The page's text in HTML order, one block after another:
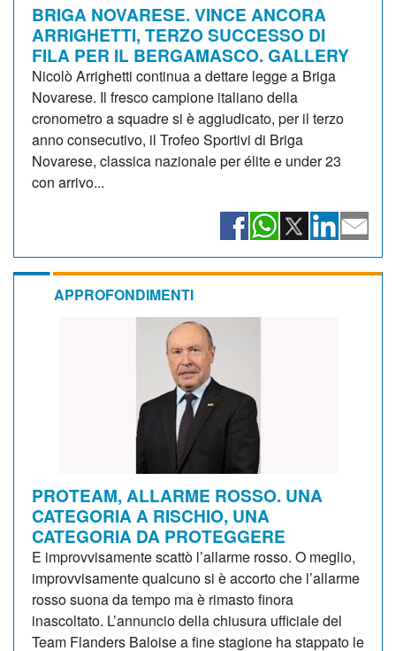
BRIGA NOVARESE. VINCE ANCORA
ARRIGHETTI, TERZO SUCCESSO DI
FILA PER IL BERGAMASCO. GALLERY
Nicolò Arrighetti continua a dettare legge a Briga
Novarese. Il fresco campione italiano della
cronometro a squadre si è aggiudicato, per il terzo
anno consecutivo, il Trofeo Sportivi di Briga
Novarese, classica nazionale per élite e under 23
con arrivo...
APPROFONDIMENTI
PROTEAM, ALLARME ROSSO. UNA
CATEGORIA A RISCHIO, UNA
CATEGORIA DA PROTEGGERE
E improvvisamente scattò l’allarme rosso. O meglio,
improvvisamente qualcuno si è accorto che l’allarme
rosso suona da tempo ma è rimasto finora
inascoltato. L’annuncio della chiusura ufficiale del
Team Flanders Baloise a fine stagione ha stappato le